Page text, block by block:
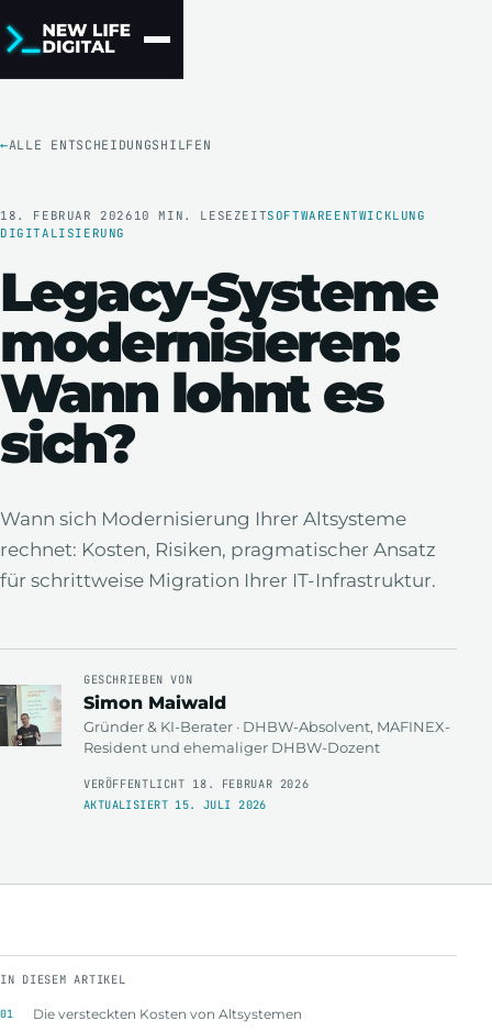
ALLE ENTSCHEIDUNGSHILFEN
18. FEBRUAR 2026 10 MIN. LESEZEITSOFTWAREENTWICKLUNG
DIGITALISIERUNG
Legacy-Systeme
modernisieren:
Wann lohnt es
sich?
Wann sich Modernisierung Ihrer Altsysteme
rechnet: Kosten, Risiken, pragmatischer Ansatz
für schrittweise Migration Ihrer IT-Infrastruktur.
GESCHRIEBEN VON
Simon Maiwald
Gründer & KI-Berater · DHBW-Absolvent, MAFINEX-
Resident und ehemaliger DHBW-Dozent
VERÖFFENTLICHT 18. FEBRUAR 2026
AKTUALISIERT 15. JULI 2026
IN DIESEM ARTIKEL
Die versteckten Kosten von Altsystemen